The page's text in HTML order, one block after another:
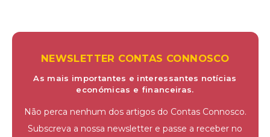
NEWSLETTER CONTAS CONNOSCO
As mais importantes e interessantes notícias
económicas e financeiras.
Não perca nenhum dos artigos do Contas Connosco.
Subscreva a nossa newsletter e passe a receber no